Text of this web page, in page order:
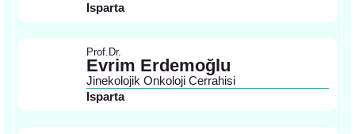
Isparta
Prof.Dr.
Evrim Erdemoğlu
Jinekolojik Onkoloji Cerrahisi
Isparta